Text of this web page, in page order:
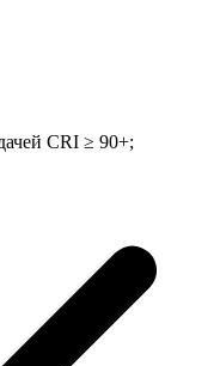
CRI ≥ 90+;